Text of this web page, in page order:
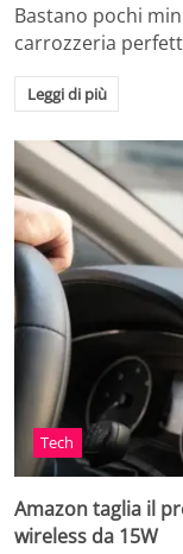
Bastano pochi
carrozzeria
Leggi di più
Tech
Amazon taglia il
wireless da 15W